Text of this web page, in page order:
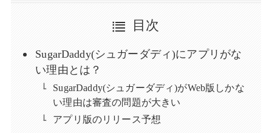
目次
SugarDaddy(シュガーダディ)にアプリがな
い理由とは？
SugarDaddy(シュガーダディ)がWeb版しかな
い理由は審査の問題が大きい
アプリ版のリリース予想